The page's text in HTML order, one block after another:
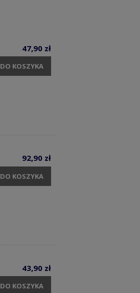
47,90 zł
DO KOSZYKA
92,90 zł
DO KOSZYKA
43,90 zł
DO KOSZYKA